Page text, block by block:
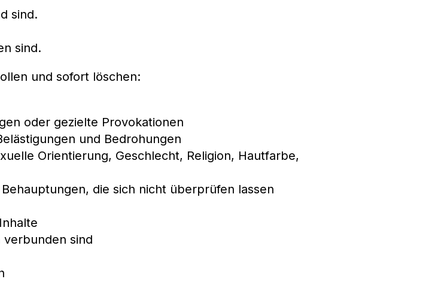
sind.
sind.
und sofort löschen:
oder gezielte Provokationen
und Bedrohungen
Orientierung, Geschlecht, Religion, Hautfarbe,
die sich nicht überprüfen lassen
verbunden sind